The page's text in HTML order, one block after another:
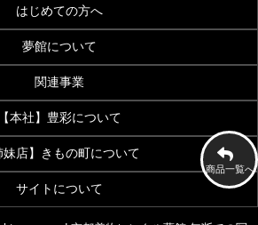
商品一覧へ
はじめての方へ
夢館について
関連事業
京都観光着物レンタル
京都烏丸五条観光案内所
【本社】豊彩について
きものクリニック
妹店】きもの町について
の町
店
[七五三特集]
サイトについて